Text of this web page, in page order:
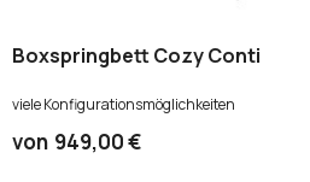
Boxspringbett Cozy Conti
viele Konfigurationsmöglichkeiten
von 949,00 €